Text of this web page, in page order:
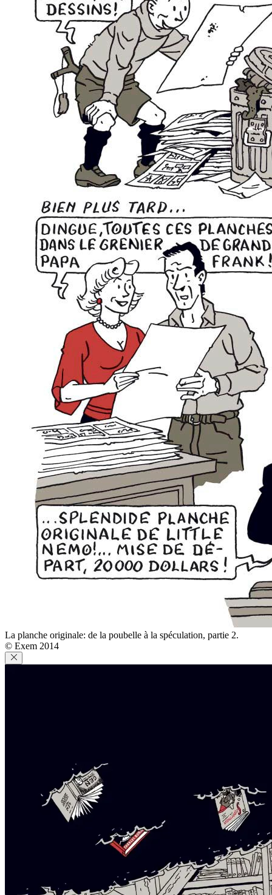
La planche originale: de la poubelle à la spéculation, partie 2.
© Exem 2014